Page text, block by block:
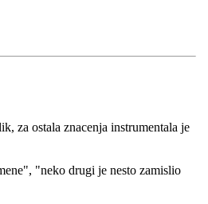
za ostala znacenja instrumentala je
"neko drugi je nesto zamislio